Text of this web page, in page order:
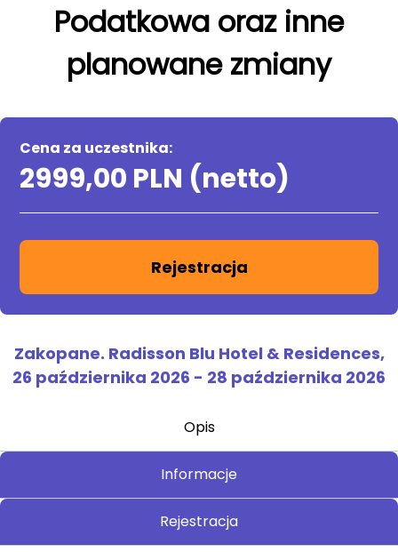
Podatkowa oraz inne
planowane zmiany
Cena za uczestnika:
2999,00 PLN (netto)
Rejestracja
Zakopane. Radisson Blu Hotel & Residences,
26 października 2026 - 28 października 2026
Opis
Informacje
Rejestracja